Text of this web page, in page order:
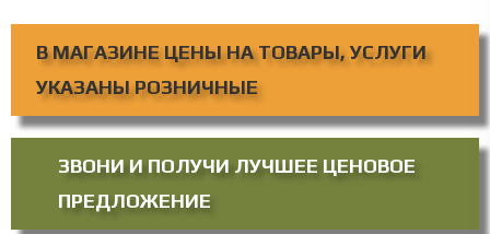
В МАГАЗИНЕ ЦЕНЫ НА ТОВАРЫ, УСЛУГИ
УКАЗАНЫ РОЗНИЧНЫЕ
ЗВОНИ И ПОЛУЧИ ЛУЧШЕЕ ЦЕНОВОЕ
ПРЕДЛОЖЕНИЕ